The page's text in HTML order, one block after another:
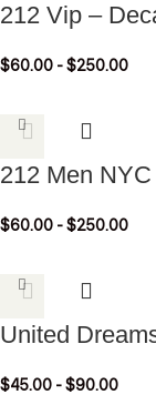
212 Vip –
$60.00 -$250.00
212 Men
$60.00 -$250.00
United
$45.00 -$90.00